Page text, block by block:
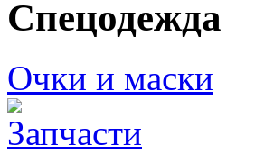
Спецодежда
Очки и маски